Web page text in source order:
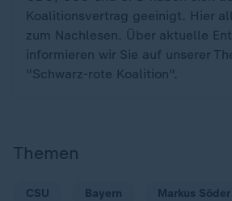
Koalitionsvertrag geeinigt. Hier
zum Nachlesen. Über aktuelle
informieren wir Sie auf unserer
"Schwarz-rote Koalition".
Themen
CSU Bayern Markus Söder